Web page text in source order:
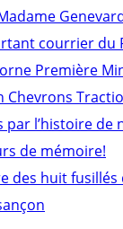
courrier du
Première
Chevrons
par l’histoire de
de mémoire!
des huit fusillés